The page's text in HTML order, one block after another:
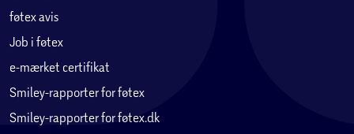
føtex avis
Job i føtex
e-mærket certifikat
Smiley-rapporter for føtex
Smiley-rapporter for føtex.dk